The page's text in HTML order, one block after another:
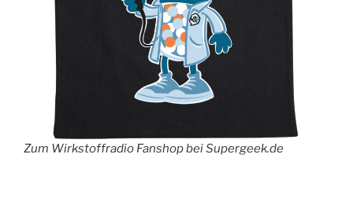
Zum Wirkstoffradio Fanshop bei Supergeek.de